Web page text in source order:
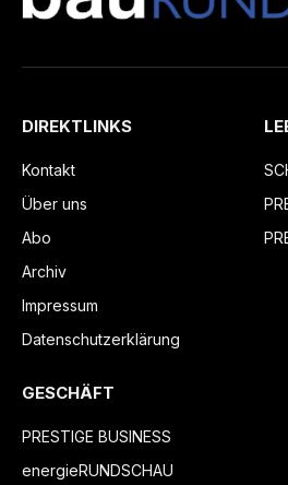
DIREKTLINKS
Kontakt
Über uns
Abo
Archiv
Impressum
Datenschutzerklärung
GESCHÄFT
PRESTIGE BUSINESS
energieRUNDSCHAU